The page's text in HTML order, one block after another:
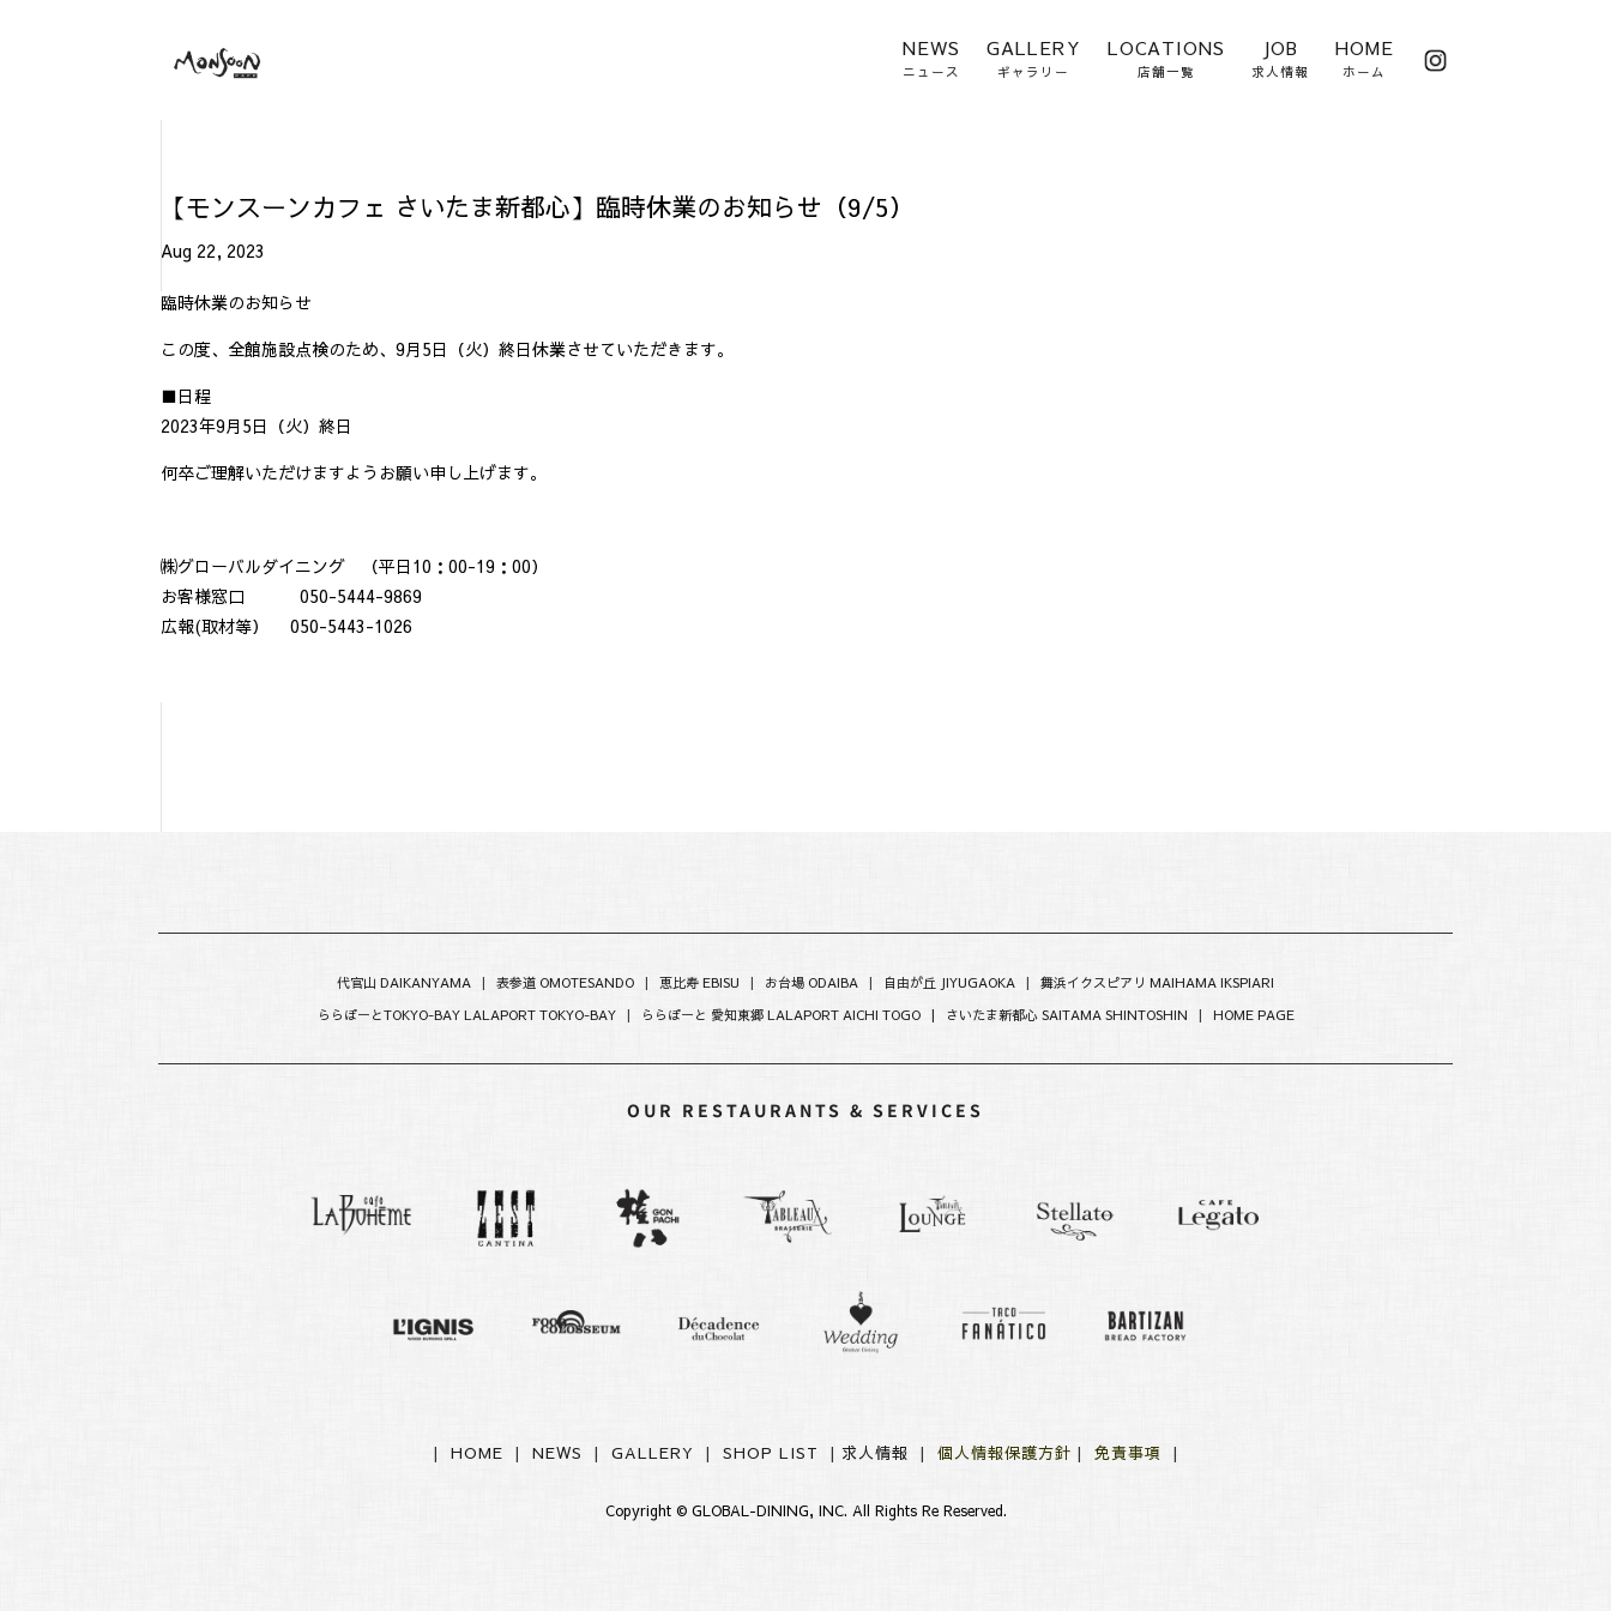
NEWS
ニュース
GALLERY
ギャラリー
LOCATIONS
店舗一覧
JOB
求人情報
HOME
ホーム
【モンスーンカフェ さいたま新都心】臨時休業のお知らせ（9/5）
Aug 22, 2023
臨時休業のお知らせ
この度、全館施設点検のため、9月5日（火）終日休業させていただきます。
■日程
2023年9月5日（火）終日
何卒ご理解いただけますようお願い申し上げます。
㈱グローバルダイニング （平日10：00-19：00）
お客様窓口 050-5444-9869
広報(取材等） 050-5443-1026
代官山 DAIKANYAMA | 表参道 OMOTESANDO | 恵比寿 EBISU | お台場 ODAIBA | 自由が丘 JIYUGAOKA | 舞浜イクスピアリ MAIHAMA IKSPIARI
ららぽーとTOKYO-BAY LALAPORT TOKYO-BAY | ららぽーと 愛知東郷 LALAPORT AICHI TOGO | さいたま新都心 SAITAMA SHINTOSHIN | HOME PAGE
OUR RESTAURANTS & SERVICES
| HOME | NEWS | GALLERY | SHOP LIST | 求人情報 | 個人情報保護方針 | 免責事項 |
Copyright © GLOBAL-DINING, INC. All Rights Re Reserved.